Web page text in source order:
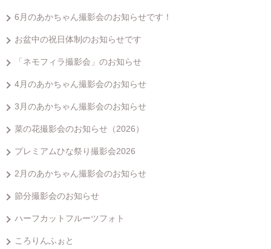
6月のあかちゃん撮影会のお知らせです！
お盆中の祝日体制のお知らせです
「ネモフィラ撮影会」のお知らせ
4月のあかちゃん撮影会のお知らせ
3月のあかちゃん撮影会のお知らせ
菜の花撮影会のお知らせ（2026）
プレミアムひな祭り撮影会2026
2月のあかちゃん撮影会のお知らせ
節分撮影会のお知らせ
ハーフカットフルーツフォト
ころりんふぉと